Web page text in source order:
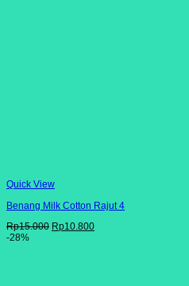
Quick View
Benang Milk Cotton Rajut 4
Rp15.000 Harga
Rp10.800Harga
-28%